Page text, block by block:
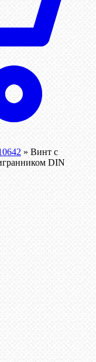
» Винт с
DIN